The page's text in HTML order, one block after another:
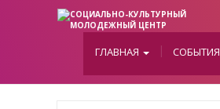
ГЛАВНАЯ СОБЫТИЯ